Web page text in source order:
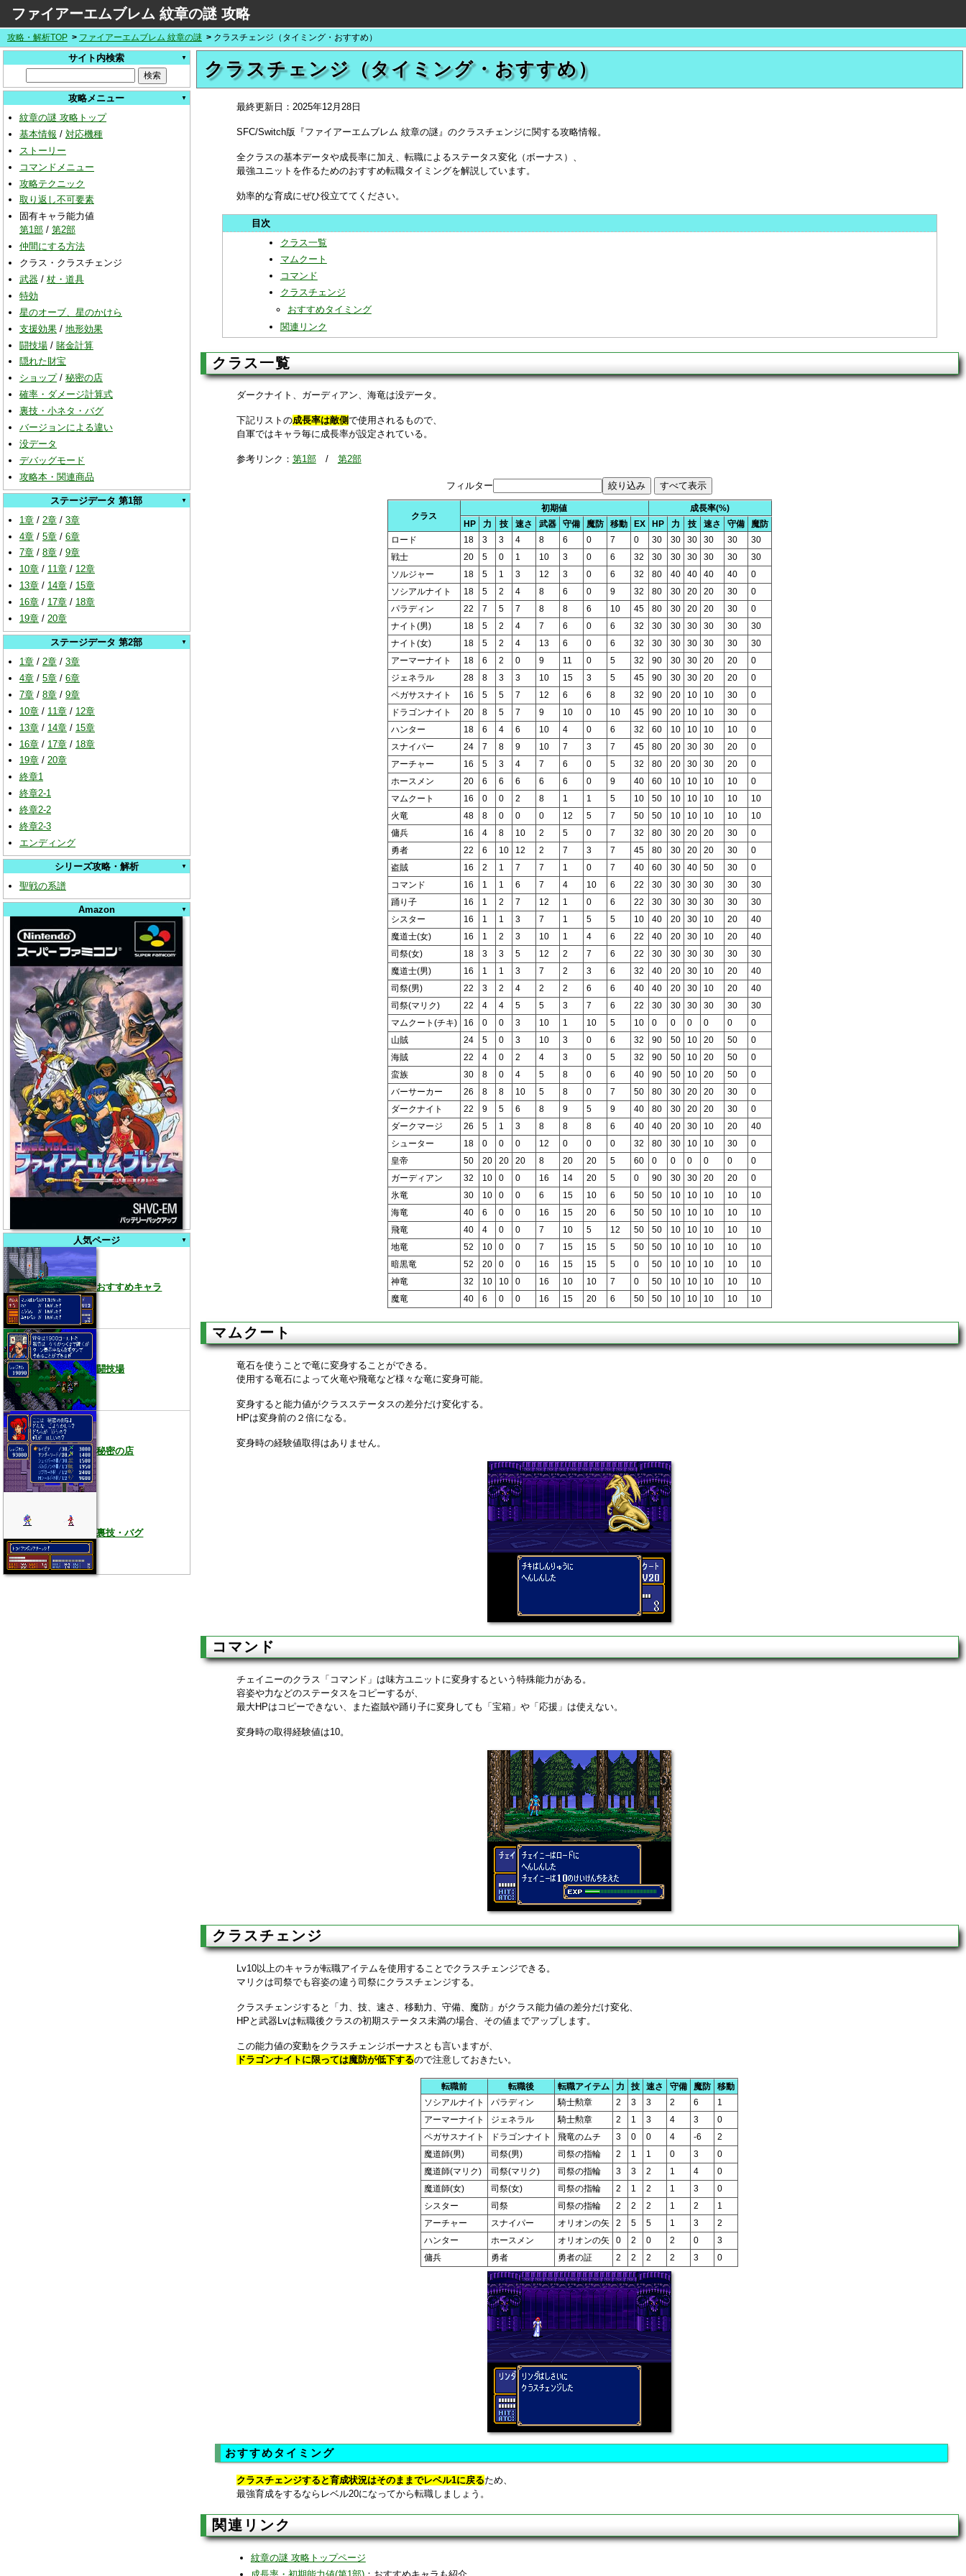
ファイアーエムブレム 紋章の謎 攻略
攻略・解析TOP ファイアーエムブレム 紋章の謎 クラスチェンジ（タイミング・おすすめ）
サイト内検索
攻略メニュー
紋章の謎 攻略トップ
基本情報 / 対応機種
ストーリー
コマンドメニュー
攻略テクニック
取り返し不可要素
固有キャラ能力値
第1部 / 第2部
仲間にする方法
クラス・クラスチェンジ
武器 / 杖・道具
特効
星のオーブ、星のかけら
支援効果 / 地形効果
闘技場 / 賭金計算
隠れた財宝
ショップ/ 秘密の店
確率・ダメージ計算式
裏技・小ネタ・バグ
バージョンによる違い
没データ
デバッグモード
攻略本・関連商品
ステージデータ 第1部
1章 / 2章 / 3章
4章 / 5章 / 6章
7章 / 8章 / 9章
10章 / 11章 / 12章
13章 / 14章 / 15章
16章 / 17章 / 18章
19章 / 20章
ステージデータ 第2部
1章 / 2章 / 3章
4章 / 5章 / 6章
7章 / 8章 / 9章
10章 / 11章 / 12章
13章 / 14章 / 15章
16章 / 17章 / 18章
19章 / 20章
終章1
終章2-1
終章2-2
終章2-3
エンディング
シリーズ攻略・解析
聖戦の系譜
Amazon
人気ページ
おすすめキャラ
闘技場
秘密の店
裏技・バグ
クラスチェンジ（タイミング・おすすめ）
最終更新日： 2025年12月28日
SFC/Switch版『ファイアーエムブレム 紋章の謎』のクラスチェンジに関する攻略情報。
全クラスの基本データや成長率に加え、転職によるステータス変化（ボーナス）、
最強ユニットを作るためのおすすめ転職タイミングを解説しています。
効率的な育成にぜひ役立ててください。
クラス一覧
マムクート
コマンド
クラスチェンジ
おすすめタイミング
関連リンク
クラス一覧
ダークナイト、ガーディアン、海竜は没データ。
下記リストの成長率は敵側で使用されるもので、
自軍ではキャラ毎に成長率が設定されている。
参考リンク： 第1部/ 第2部
フィルター
クラス
初期値
成長率(%)
HP
力 技 速さ 武器 守備 魔防 移動 EX HP 力 技 速さ 守備
魔防
ロード
18 3 3 4 8 6 0 7 0 30 30 30 30 30
30
戦士
20 5 0 1 10 3 0 6 32 30 30 30 30 30
30
ソルジャー
18 5 1 3 12 3 0 6 32 80 40 40 40 40
0
ソシアルナイト
18 5 2 4 8 6 0 9 32 80 30 20 20 30
0
パラディン
22 7 5 7 8 8 6 10 45 80 30 20 20 30
0
ナイト(男)
18 5 2 4 7 6 0 6 32 30 30 30 30 30
30
ナイト(女)
18 5 2 4 13 6 0 6 32 30 30 30 30 30
30
アーマーナイト
18 6 2 0 9 11 0 5 32 90 30 30 20 20
0
ジェネラル
28 8 3 3 10 15 3 5 45 90 30 30 20 20
0
ペガサスナイト
16 5 5 7 12 6 6 8 32 90 20 10 10 30
0
ドラゴンナイト
20 8 5 7 9 10 0 10 45 90 20 10 10 30
0
ハンター
18 6 4 6 10 4 0 6 32 60 10 10 10 10
0
スナイパー
24 7 8 9 10 7 3 7 45 80 20 30 30 20
0
アーチャー
16 5 3 4 7 6 0 5 32 80 20 30 30 20
0
ホースメン
20 6 6 6 6 6 0 9 40 60 10 10 10 10
0
マムクート
16 0 0 2 8 1 1 5 10 50 10 10 10 10
10
火竜
48 8 0 0 0 12 5 7 50 50 10 10 10 10
10
傭兵
16 4 8 10 2 5 0 7 32 80 30 20 20 30
0
勇者
22 6 10 12 2 7 3 7 45 80 30 20 20 30
0
盗賊
16 2 1 7 7 1 0 7 40 60 30 40 50 30
0
コマンド
16 1 1 6 7 4 10 6 22 30 30 30 30 30
30
踊り子
16 1 2 7 12 1 0 6 22 30 30 30 30 30
30
シスター
16 1 1 3 7 1 5 5 10 40 20 30 10 20
40
魔道士(女)
16 1 2 3 10 1 4 6 22 40 20 30 10 20
40
司祭(女)
18 3 3 5 12 2 7 6 22 30 30 30 30 30
30
魔道士(男)
16 1 1 3 7 2 3 6 32 40 20 30 10 20
40
司祭(男)
22 3 2 4 2 2 6 6 40 40 20 30 10 20
40
司祭(マリク)
22 4 4 5 5 3 7 6 22 30 30 30 30 30
30
マムクート(チキ)
16 0 0 3 10 1 10 5 10 0 0 0 0 0
0
山賊
24 5 0 3 10 3 0 6 32 90 50 10 20 50
0
海賊
22 4 0 2 4 3 0 5 32 90 50 10 20 50
0
蛮族
30 8 0 4 5 8 0 6 40 90 50 10 20 50
0
バーサーカー
26 8 8 10 5 8 0 7 50 80 30 20 20 30
0
ダークナイト
22 9 5 6 8 9 5 9 40 80 30 20 20 30
0
ダークマージ
26 5 1 3 8 8 8 6 40 40 20 30 10 20
40
シューター
18 0 0 0 12 0 0 0 32 80 30 10 10 30
0
皇帝
50 20 20 20 8 20 20 5 60 0 0 0 0 0
0
ガーディアン
32 10 0 0 16 14 20 5 0 90 30 30 20 20
0
氷竜
30 10 0 0 6 15 10 6 50 50 10 10 10 10
10
海竜
40 6 0 0 16 15 20 6 50 50 10 10 10 10
10
飛竜
40 4 0 0 7 10 5 12 50 50 10 10 10 10
10
地竜
52 10 0 0 7 15 15 5 50 50 10 10 10 10
10
暗黒竜
52 20 0 0 16 15 15 5 0 50 10 10 10 10
10
神竜
32 10 10 0 16 10 10 7 0 50 10 10 10 10
10
魔竜
40 6 0 0 16 15 20 6 50 50 10 10 10 10 10
マムクート
竜石を使うことで竜に変身することができる。
使用する竜石によって火竜や飛竜など様々な竜に変身可能。
変身すると能力値がクラスステータスの差分だけ変化する。
HPは変身前の２倍になる。
変身時の経験値取得はありません。
コマンド
チェイニーのクラス「コマンド」は味方ユニットに変身するという特殊能力がある。
容姿や力などのステータスをコピーするが、
最大HPはコピーできない、また盗賊や踊り子に変身しても「宝箱」や「応援」は使えない。
変身時の取得経験値は10。
クラスチェンジ
Lv10以上のキャラが転職アイテムを使用することでクラスチェンジできる。
マリクは司祭でも容姿の違う司祭にクラスチェンジする。
クラスチェンジすると「力、技、速さ、移動力、守備、魔防」がクラス能力値の差分だけ変化、
HPと武器Lvは転職後クラスの初期ステータス未満の場合、その値までアップします。
この能力値の変動をクラスチェンジボーナスとも言いますが、
ドラゴンナイトに限っては魔防が低下するので注意しておきたい。
転職前 転職後 転職アイテム 力 技 速さ 守備 魔防
移動
ソシアルナイト
パラディン 騎士勲章 2 3 3 2 6
1
アーマーナイト
ジェネラル 騎士勲章 2 1 3 4 3
0
ペガサスナイト
ドラゴンナイト 飛竜のムチ 3 0 0 4 -6
2
魔道師(男)
司祭(男) 司祭の指輪 2 1 1 0 3
0
魔道師(マリク)
司祭(マリク) 司祭の指輪 3 3 2 1 4
0
魔道師(女)
司祭(女) 司祭の指輪 2 1 2 1 3
0
シスター
司祭 司祭の指輪 2 2 2 1 2
1
アーチャー
スナイパー オリオンの矢 2 5 5 1 3
2
ハンター
ホースメン オリオンの矢 0 2 0 2 0
3
傭兵
勇者 勇者の証 2 2 2 2 3 0
おすすめタイミング
クラスチェンジすると育成状況はそのままでレベル1に戻るため、
最強育成をするならレベル20になってから転職しましょう。
関連リンク
紋章の謎 攻略トップページ